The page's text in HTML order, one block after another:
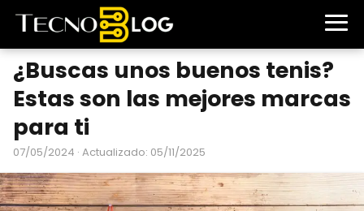
¿Buscas unos buenos tenis?
Estas son las mejores marcas
para ti
07/05/2024 · Actualizado: 05/11/2025